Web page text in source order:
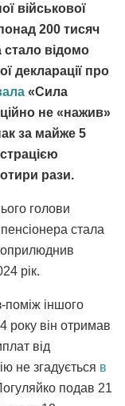
військової
200 тисяч
стало відомо
декларації про
«Сила
не «нажив»
за майже 5
рази.
голови
стала
оприлюднив
рік.
поміж іншого
року він отримав
від
не згадується в
подав 21